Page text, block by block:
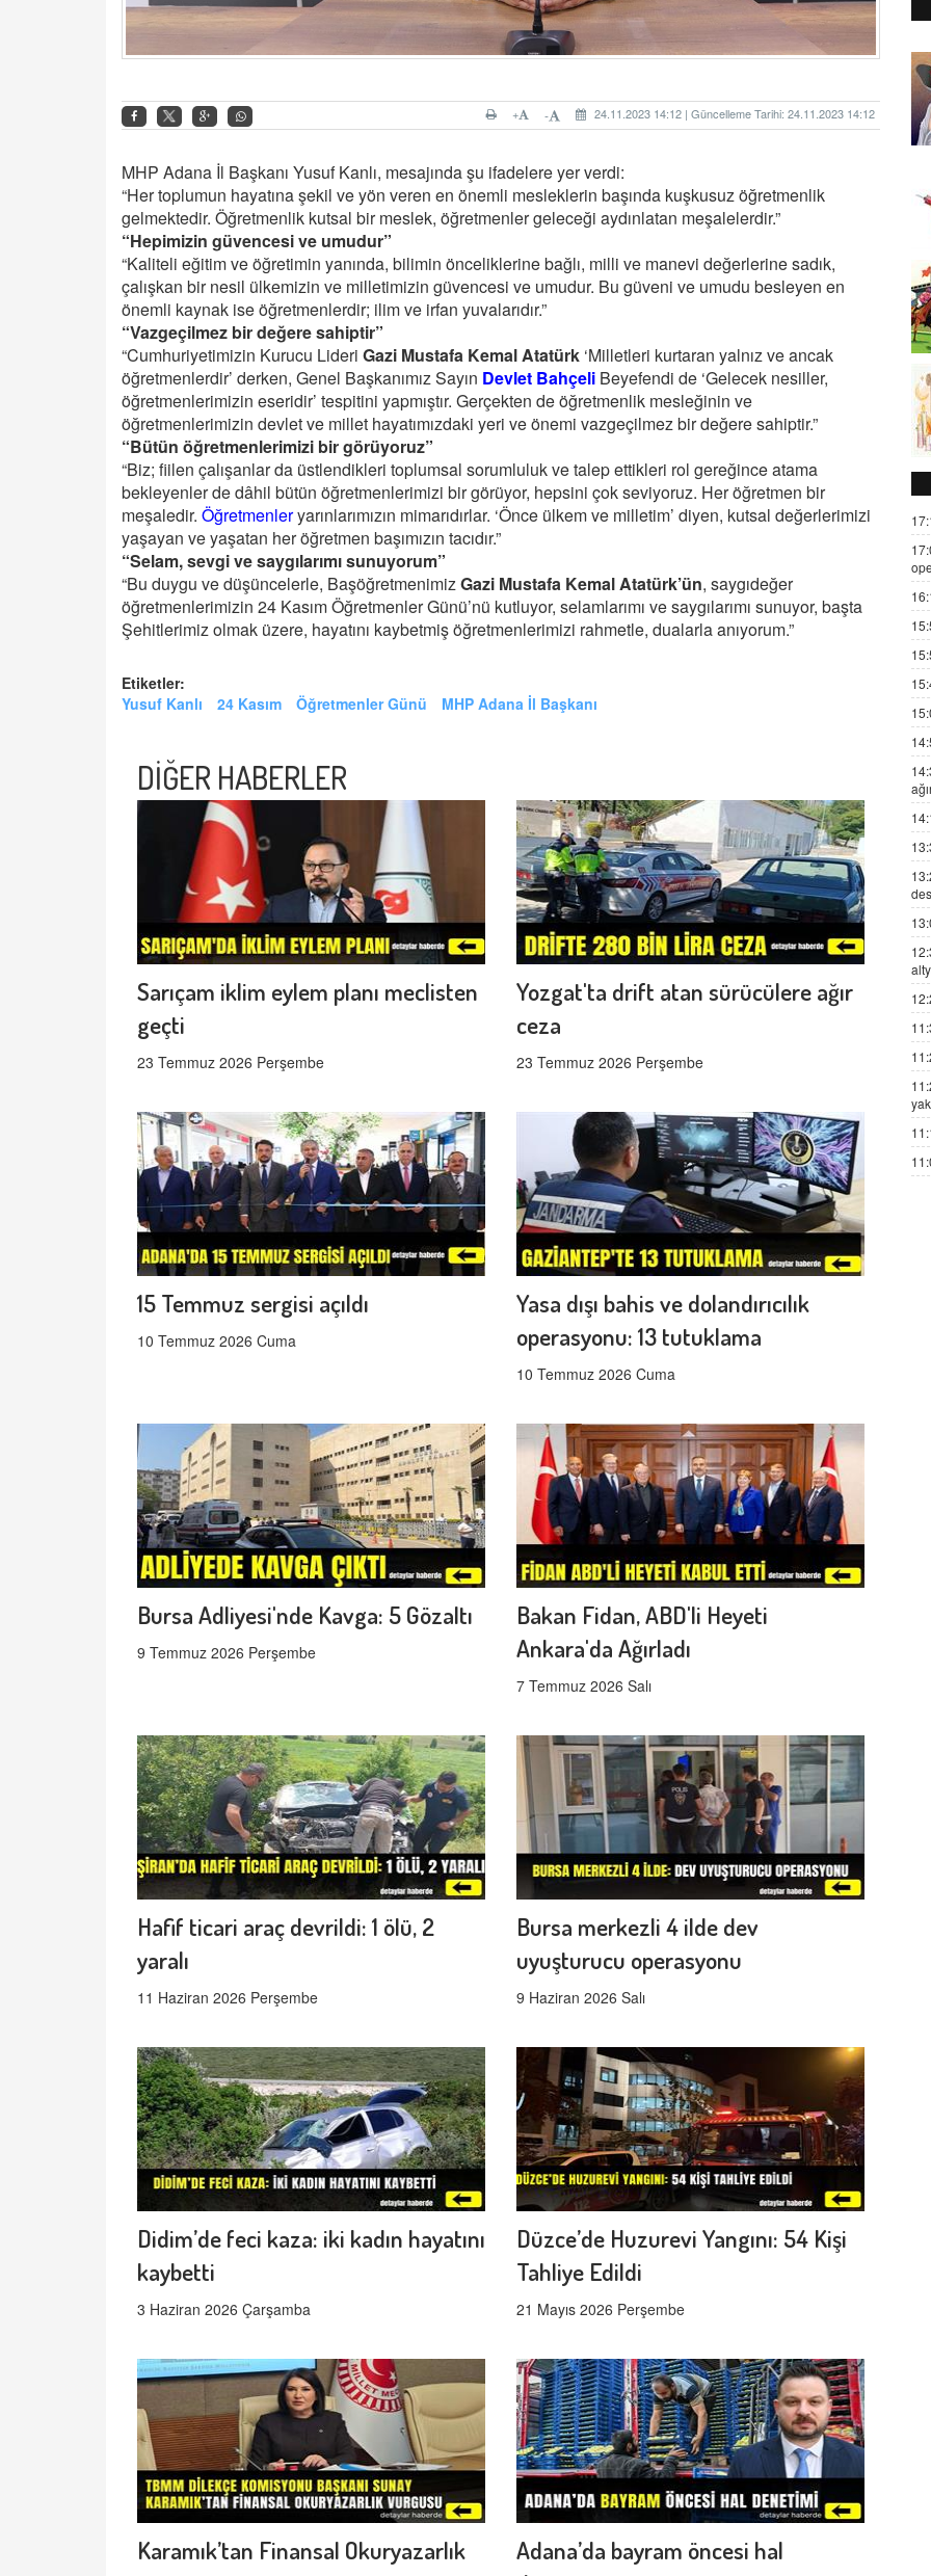
24.11.2023 14:12 | Güncelleme Tarihi: 24.11.2023 14:12
-
+
MHP Adana İl Başkanı Yusuf Kanlı, mesajında şu ifadelere yer verdi:
“Her toplumun hayatına şekil ve yön veren en önemli mesleklerin başında kuşkusuz öğretmenlik
gelmektedir. Öğretmenlik kutsal bir meslek, öğretmenler geleceği aydınlatan meşalelerdir.”
“Hepimizin güvencesi ve umudur”
“Kaliteli eğitim ve öğretimin yanında, bilimin önceliklerine bağlı, milli ve manevi değerlerine sadık,
çalışkan bir nesil ülkemizin ve milletimizin güvencesi ve umudur. Bu güveni ve umudu besleyen en
önemli kaynak ise öğretmenlerdir; ilim ve irfan yuvalarıdır.”
“Vazgeçilmez bir değere sahiptir”
“Cumhuriyetimizin Kurucu Lideri Gazi Mustafa Kemal Atatürk ‘Milletleri kurtaran yalnız ve ancak
öğretmenlerdir’ derken, Genel Başkanımız Sayın Devlet Bahçeli Beyefendi de ‘Gelecek nesiller,
öğretmenlerimizin eseridir’ tespitini yapmıştır. Gerçekten de öğretmenlik mesleğinin ve
öğretmenlerimizin devlet ve millet hayatımızdaki yeri ve önemi vazgeçilmez bir değere sahiptir.”
“Bütün öğretmenlerimizi bir görüyoruz”
“Biz; fiilen çalışanlar da üstlendikleri toplumsal sorumluluk ve talep ettikleri rol gereğince atama
bekleyenler de dâhil bütün öğretmenlerimizi bir görüyor, hepsini çok seviyoruz. Her öğretmen bir
meşaledir. Öğretmenleryarınlarımızın mimarıdırlar. ‘Önce ülkem ve milletim’ diyen, kutsal değerlerimizi
yaşayan ve yaşatan her öğretmen başımızın tacıdır.”
“Selam, sevgi ve saygılarımı sunuyorum”
“Bu duygu ve düşüncelerle, BaşöğretmenimizGazi Mustafa Kemal Atatürk’ün, saygıdeğer
öğretmenlerimizin 24 Kasım Öğretmenler Günü’nü kutluyor, selamlarımı ve saygılarımı sunuyor, başta
Şehitlerimiz olmak üzere, hayatını kaybetmiş öğretmenlerimizi rahmetle, dualarla anıyorum.”
Etiketler:
Yusuf Kanlı
24 Kasım Öğretmenler Günü MHP Adana İl Başkanı
DİĞER HABERLER
Sarıçam iklim eylem planı meclisten
geçti
23 Temmuz 2026 Perşembe
Yozgat'ta drift atan sürücülere ağır
ceza
23 Temmuz 2026 Perşembe
15 Temmuz sergisi açıldı
10 Temmuz 2026 Cuma
Yasa dışı bahis ve dolandırıcılık
operasyonu: 13 tutuklama
10 Temmuz 2026 Cuma
Bursa Adliyesi'nde Kavga: 5 Gözaltı
9 Temmuz 2026 Perşembe
Bakan Fidan, ABD'li Heyeti
Ankara'da Ağırladı
7 Temmuz 2026 Salı
Hafif ticari araç devrildi: 1 ölü, 2
yaralı
11 Haziran 2026 Perşembe
Bursa merkezli 4 ilde dev
uyuşturucu operasyonu
9 Haziran 2026 Salı
Didim’de feci kaza: iki kadın hayatını
kaybetti
3 Haziran 2026 Çarşamba
Düzce’de Huzurevi Yangını: 54 Kişi
Tahliye Edildi
21 Mayıs 2026 Perşembe
Karamık’tan Finansal Okuryazarlık
Adana’da bayram öncesi hal